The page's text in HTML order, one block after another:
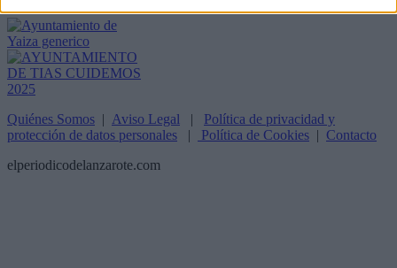
PUBLICIDAD
Quiénes Somos | Aviso Legal | Política de privacidad y
protección de datos personales | Política de Cookies | Contacto
elperiodicodelanzarote.com